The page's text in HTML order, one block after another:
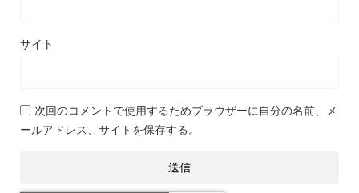
サイト
次回のコメントで使用するためブラウザーに自分の名前、メ
ールアドレス、サイトを保存する。